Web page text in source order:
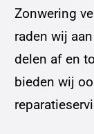
Zonwering
raden wij
delen af en
bieden wij